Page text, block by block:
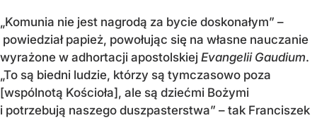
„Komunia nie jest nagrodą za bycie doskonałym” –
powiedział papież, powołując się na własne nauczanie
wyrażone w adhortacji apostolskiej Evangelii Gaudium.
„To są biedni ludzie, którzy są tymczasowo poza
[wspólnotą Kościoła], ale są dziećmi Bożymi
i potrzebują naszego duszpasterstwa” – tak Franciszek